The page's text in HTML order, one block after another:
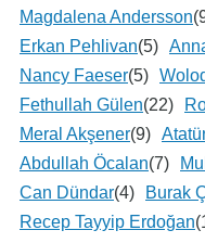
Magdalena Andersson
Erkan Pehlivan(5)
Nancy Faeser(5)
Fethullah Gülen(22)
Meral Akşener(9)
Abdullah Öcalan(7)
Can Dündar(4) Burak
Recep Tayyip Erdoğan